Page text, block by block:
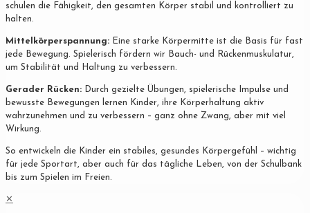
schulen die Fähigkeit, den gesamten Körper stabil und kontrolliert zu
halten.
Mittelkörperspannung: Eine starke Körpermitte ist die Basis für fast
jede Bewegung. Spielerisch fördern wir Bauch- und Rückenmuskulatur,
um Stabilität und Haltung zu verbessern.
Gerader Rücken: Durch gezielte Übungen, spielerische Impulse und
bewusste Bewegungen lernen Kinder, ihre Körperhaltung aktiv
wahrzunehmen und zu verbessern – ganz ohne Zwang, aber mit viel
Wirkung.
So entwickeln die Kinder ein stabiles, gesundes Körpergefühl – wichtig
für jede Sportart, aber auch für das tägliche Leben, von der Schulbank
bis zum Spielen im Freien.
✕